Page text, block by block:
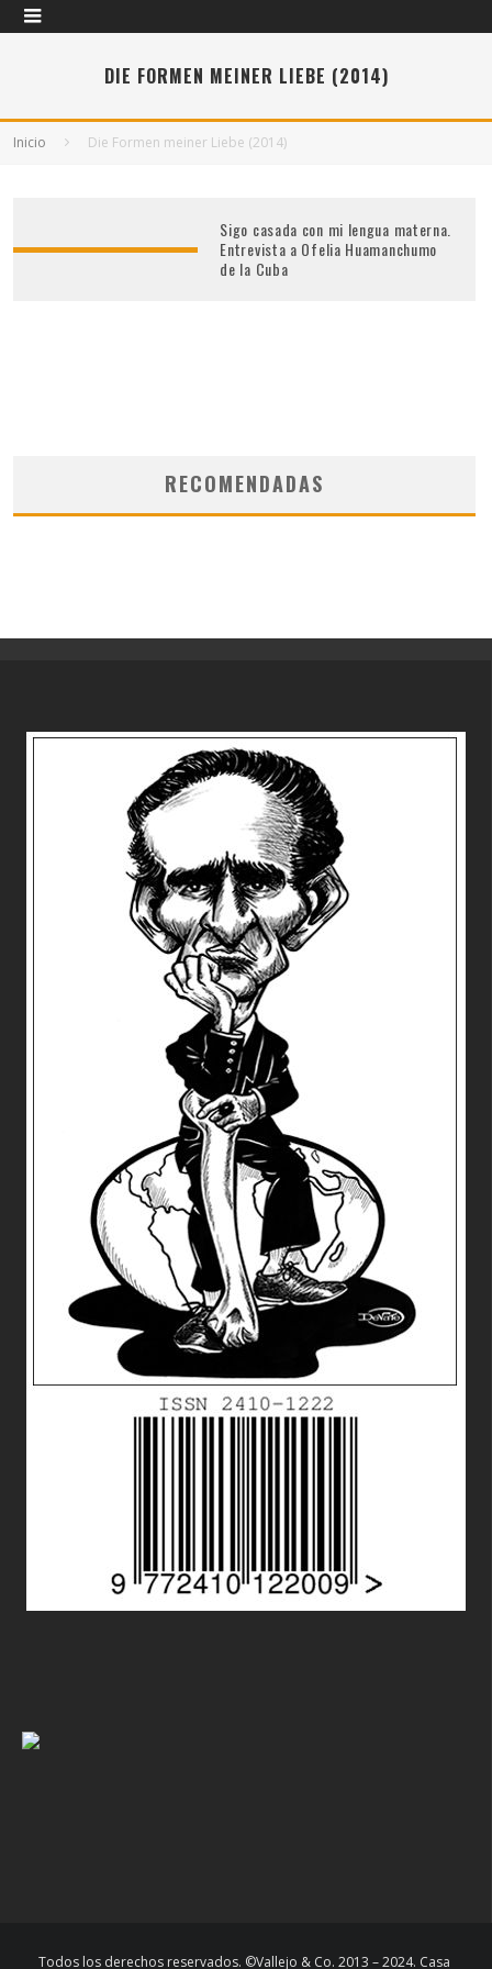
DIE FORMEN MEINER LIEBE (2014)
Inicio Die Formen meiner Liebe (2014)
Sigo casada con mi lengua materna.
Entrevista a Ofelia Huamanchumo
de la Cuba
RECOMENDADAS
Todos los derechos reservados. ©Vallejo & Co. 2013 – 2024. Casa